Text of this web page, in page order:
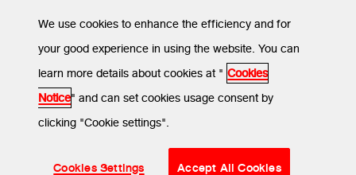
SEND
© SCG CBM 2024. All Rights Reserved.
ข้อกำหนดและเงื่อนไข
นโยบายการใช้คุกกี้
We use cookies to enhance the efficiency and for
your good experience in using the website. You can
learn more details about cookies at " Cookies
Notice" and can set cookies usage consent by
clicking "Cookie settings".
Cookies Settings Accept All Cookies